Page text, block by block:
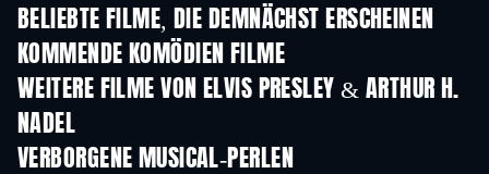
BELIEBTE FILME, DIE DEMNÄCHST ERSCHEINEN
KOMMENDE KOMÖDIEN FILME
WEITERE FILME VON ELVIS PRESLEY & ARTHUR H.
NADEL
VERBORGENE MUSICAL-PERLEN